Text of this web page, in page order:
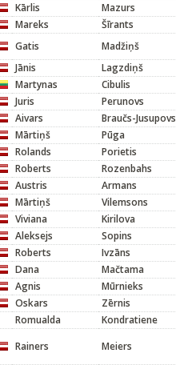
Kārlis Mazurs
Mareks Šīrants
Gatis Madžiņš
Jānis Lagzdiņš
Martynas Cibulis
Juris Perunovs
Aivars Braučs-Jusupovs
Mārtiņš Pūga
Rolands Porietis
Roberts Rozenbahs
Austris Armans
Mārtiņš Vilemsons
Viviana Kirilova
Aleksejs Sopins
Roberts Ivzāns
Dana Mačtama
Agnis Mūrnieks
Oskars Zērnis
Romualda Kondratiene
Rainers Meiers